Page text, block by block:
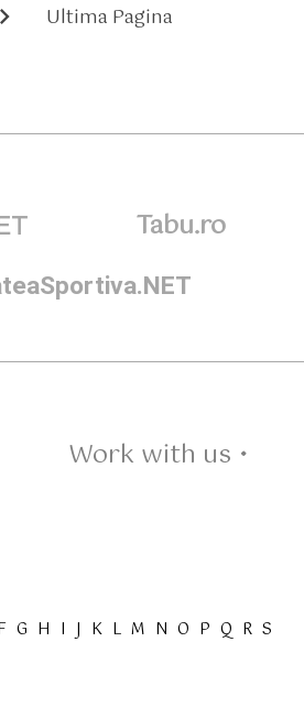
chevron_right Ultima Pagina
Tabu.ro
Work with us •
G H I J K L M N O P Q R S